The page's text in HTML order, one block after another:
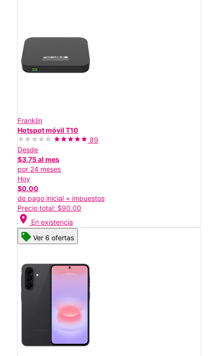
Franklin
Hotspot móvil T10
89
Desde
$3.75 al mes
por 24 meses
Hoy
$0.00
de pago inicial + impuestos
Precio total: $90.00
location_on En existencia
Ver 6 ofertas